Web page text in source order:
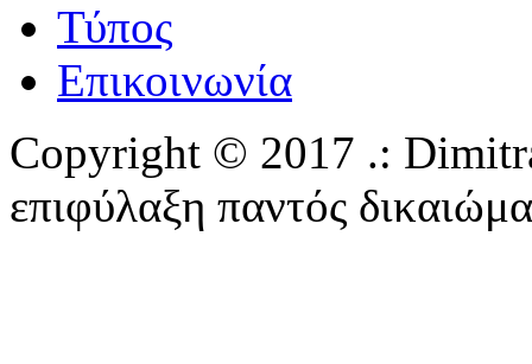
Τύπος
Επικοινωνία
Copyright © 2017 .:
επιφύλαξη παντός